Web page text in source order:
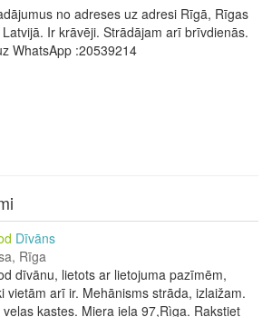
no adreses uz adresi Rīgā, Rīgas
Ir krāvēji. Strādājam arī brīvdienās.
WhatsApp :20539214
Dīvāns
Rīga
dīvānu, lietots ar lietojuma pazīmēm,
vietām arī ir. Mehānisms strāda, izlaižam.
veļas kastes. Miera iela 97,Rìga. Rakstiet